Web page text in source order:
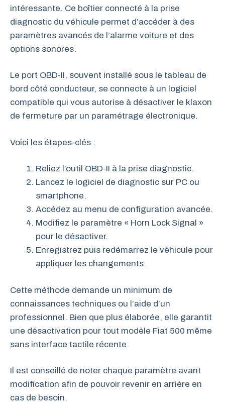
intéressante. Ce boîtier connecté à la prise
diagnostic du véhicule permet d’accéder à des
paramètres avancés de l’alarme voiture et des
options sonores.
Le port OBD-II, souvent installé sous le tableau de
bord côté conducteur, se connecte à un logiciel
compatible qui vous autorise à désactiver le klaxon
de fermeture par un paramétrage électronique.
Voici les étapes-clés :
Reliez l’outil OBD-II à la prise diagnostic.
Lancez le logiciel de diagnostic sur PC ou
smartphone.
Accédez au menu de configuration avancée.
Modifiez le paramètre « Horn Lock Signal »
pour le désactiver.
Enregistrez puis redémarrez le véhicule pour
appliquer les changements.
Cette méthode demande un minimum de
connaissances techniques ou l’aide d’un
professionnel. Bien que plus élaborée, elle garantit
une désactivation pour tout modèle Fiat 500 même
sans interface tactile récente.
Il est conseillé de noter chaque paramètre avant
modification afin de pouvoir revenir en arrière en
cas de besoin.